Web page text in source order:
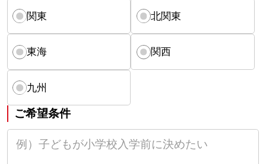
関東 北関東
東海 関西
九州
ご希望条件